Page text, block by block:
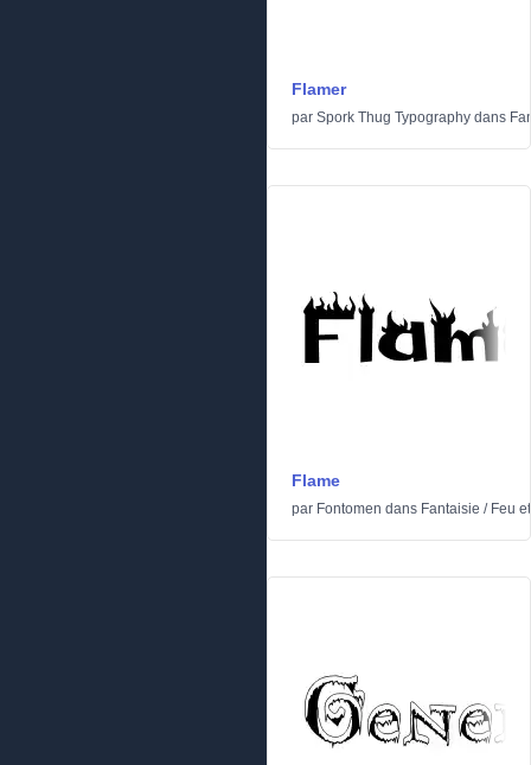
Flamer
par Spork Thug Typography dans
Flame
par Fontomen dans Fantaisie / Feu